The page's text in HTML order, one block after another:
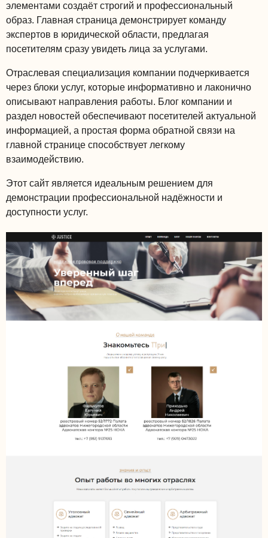
элементами создаёт строгий и профессиональный
образ. Главная страница демонстрирует команду
экспертов в юридической области, предлагая
посетителям сразу увидеть лица за услугами.
Отраслевая специализация компании подчеркивается
через блоки услуг, которые информативно и лаконично
описывают направления работы. Блог компании и
раздел новостей обеспечивают посетителей актуальной
информацией, а простая форма обратной связи на
главной странице способствует легкому
взаимодействию.
Этот сайт является идеальным решением для
демонстрации профессиональной надёжности и
доступности услуг.